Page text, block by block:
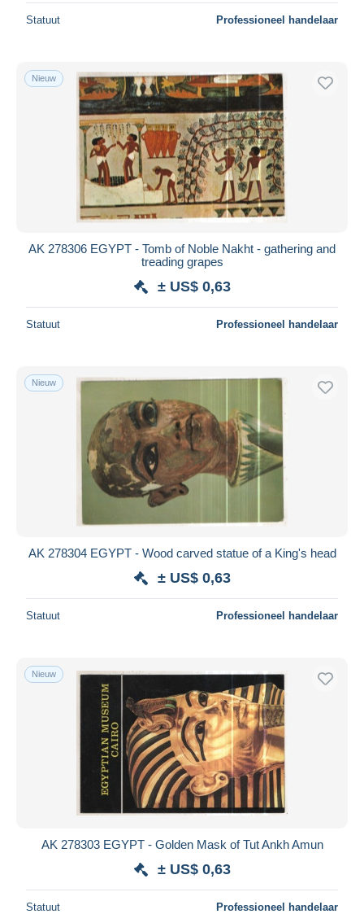
Statuut Professioneel handelaar
Nieuw
AK 278306 EGYPT - Tomb of Noble Nakht - gathering and
treading grapes
± US$ 0,63
Statuut Professioneel handelaar
Nieuw
AK 278304 EGYPT - Wood carved statue of a King's head
± US$ 0,63
Statuut Professioneel handelaar
Nieuw
AK 278303 EGYPT - Golden Mask of Tut Ankh Amun
± US$ 0,63
Statuut Professioneel handelaar